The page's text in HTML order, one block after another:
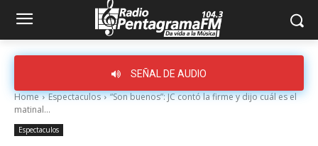
SEÑAL DE AUDIO
Home Espectaculos
“Son buenos”: JC contó la firme y dijo cuál es el
matinal...
Espectaculos